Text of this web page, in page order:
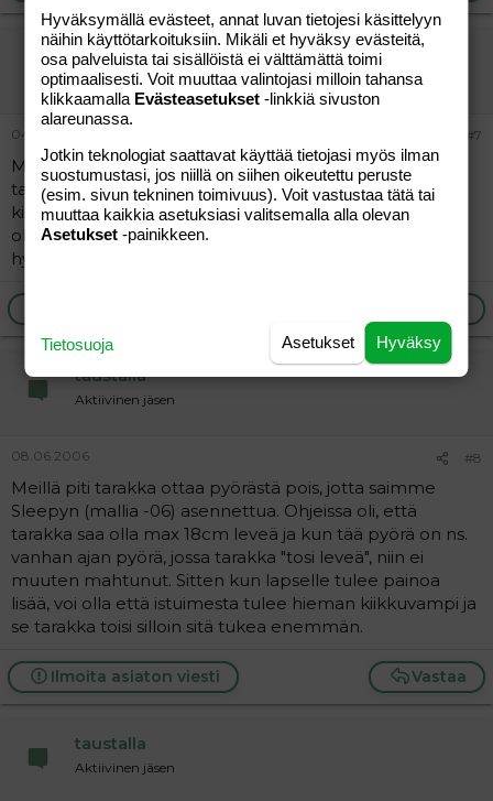
kikka
Jäsen
04.06.2006 #7
Meillä on vajaan vuoden vanha Sleepy ja kiinni
tarakallisessa pyörässä (pyörän rungossa omalla
kiinnityssysteemillään). Tod. näk. käy ilman tarakkaa
olevaankin, koska mitään kiinnikkeitä tarakkaan ei ole.
hyväksi havaittu istuin.
taustalla
Aktiivinen jäsen
08.06.2006 #8
Meillä piti tarakka ottaa pyörästä pois, jotta saimme
Sleepyn (mallia -06) asennettua. Ohjeissa oli, että
tarakka saa olla max 18cm leveä ja kun tää pyörä on ns.
vanhan ajan pyörä, jossa tarakka "tosi leveä", niin ei
muuten mahtunut. Sitten kun lapselle tulee painoa
lisää, voi olla että istuimesta tulee hieman kiikkuvampi ja
se tarakka toisi silloin sitä tukea enemmän.
Vastaa
Ilmoita asiaton viesti
taustalla
Aktiivinen jäsen
Hyväksymällä evästeet, annat luvan tietojesi käsittelyyn
näihin käyttötarkoituksiin. Mikäli et hyväksy evästeitä,
osa palveluista tai sisällöistä ei välttämättä toimi
optimaalisesti. Voit muuttaa valintojasi milloin tahansa
klikkaamalla Evästeasetukset -linkkiä sivuston
alareunassa.
Jotkin teknologiat saattavat käyttää tietojasi myös ilman
suostumustasi, jos niillä on siihen oikeutettu peruste
(esim. sivun tekninen toimivuus). Voit vastustaa tätä tai
muuttaa kaikkia asetuksiasi valitsemalla alla olevan
Asetukset -painikkeen.
Hyväksy
Asetukset
Tietosuoja